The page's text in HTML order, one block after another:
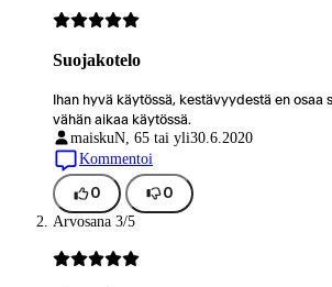
Suojakotelo
Ihan hyvä käytössä, kestävyydestä en osaa
vähän aikaa käytössä.
maiskuN, 65 tai yli30.6.2020
Kommentoi
0 0
Arvosana 3/5